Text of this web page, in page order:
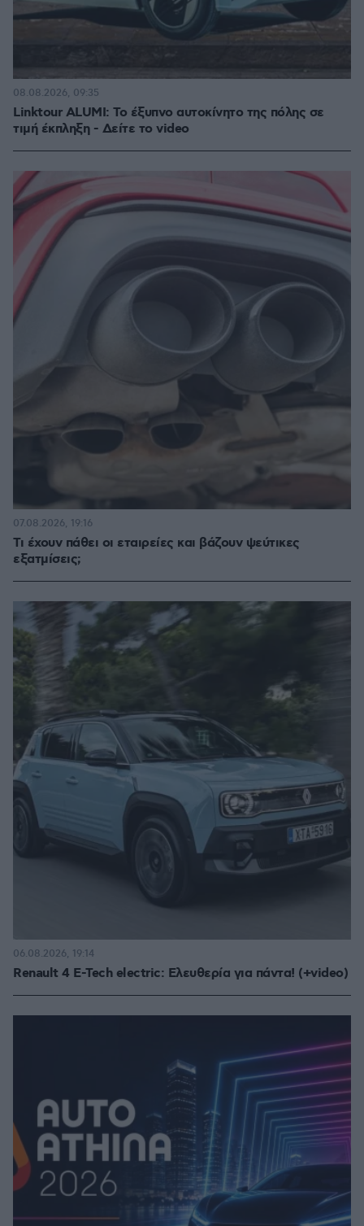
Linktour ALUMI: Το έξυπνο αυτοκίνητο της πόλης σε
τιμή έκπληξη - Δείτε το video
08.08.2026, 09:35
Τι έχουν πάθει οι εταιρείες και βάζουν ψεύτικες
εξατμίσεις;
07.08.2026, 19:16
Renault 4 E-Tech electric: Ελευθερία για πάντα! (+video)
06.08.2026, 19:14